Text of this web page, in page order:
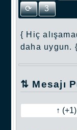
⟳
3
{ Hiç
daha uygun. {
⇅ Mesajı